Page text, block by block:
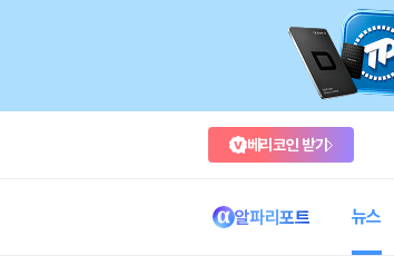
베리코인 받기
알파리포트 뉴스